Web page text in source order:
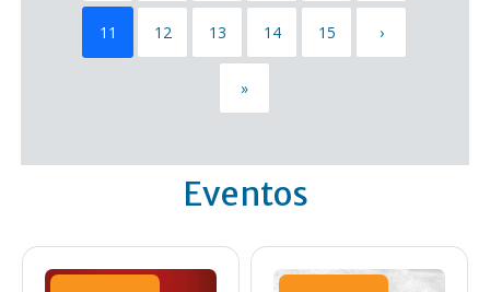
11 12 13 14 15 ›
»
Eventos